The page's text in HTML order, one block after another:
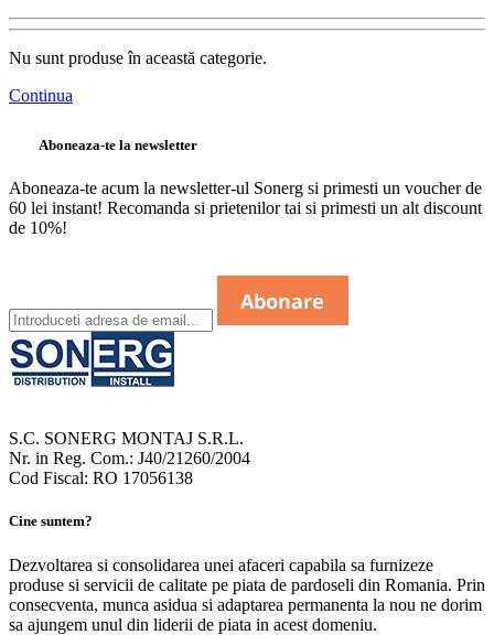
Nu sunt produse în această categorie.
Continua
Aboneaza-te la newsletter
Aboneaza-te acum la newsletter-ul Sonerg si primesti un voucher de
60 lei instant! Recomanda si prietenilor tai si primesti un alt discount
de 10%!
S.C. SONERG MONTAJ S.R.L.
Nr. in Reg. Com.: J40/21260/2004
Cod Fiscal: RO 17056138
Cine suntem?
Dezvoltarea si consolidarea unei afaceri capabila sa furnizeze
produse si servicii de calitate pe piata de pardoseli din Romania. Prin
consecventa, munca asidua si adaptarea permanenta la nou ne dorim
sa ajungem unul din liderii de piata in acest domeniu.